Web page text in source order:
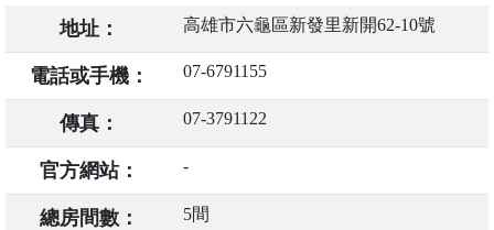
地址： 高雄市六龜區新發里新開62-10號
電話或手機： 07-6791155
傳真： 07-3791122
官方網站： -
總房間數： 5間